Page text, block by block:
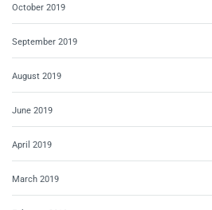
October 2019
September 2019
August 2019
June 2019
April 2019
March 2019